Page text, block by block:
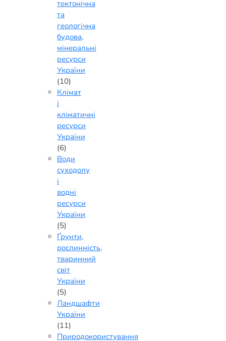
тектонічна
та
геологічна
будова,
мінеральні
ресурси
України
(10)
Клімат
і
кліматичні
ресурси
України
(6)
Води
суходолу
і
водні
ресурси
України
(5)
Ґрунти,
рослинність,
тваринний
світ
України
(5)
Ландшафти
України
(11)
Природокористування